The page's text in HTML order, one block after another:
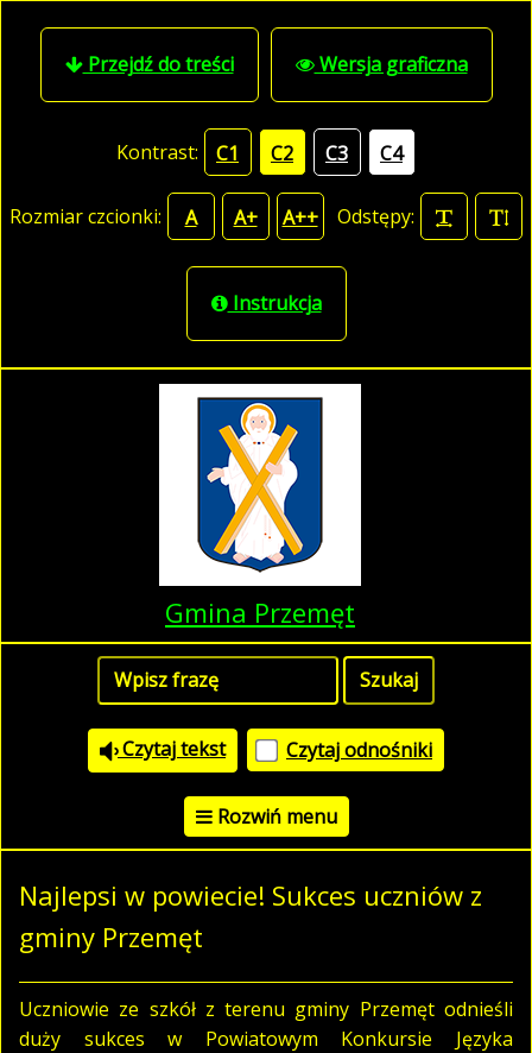
Przejdź do treści Wersja graficzna
Kontrast: C1 C2 C3 C4
Rozmiar czcionki: A A+ A++ Odstępy:
Instrukcja
Gmina Przemęt
Czytaj tekst Czytaj odnośniki
Rozwiń menu
Najlepsi w powiecie! Sukces uczniów z
gminy Przemęt
Uczniowie ze szkół z terenu gminy Przemęt odnieśli
duży sukces w Powiatowym Konkursie Języka